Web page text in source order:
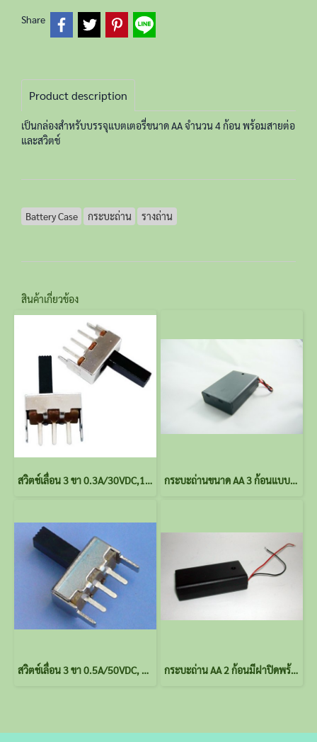
Share
Product description
เป็นกล่องสำหรับบรรจุแบตเตอรี่ขนาด AA จำนวน 4 ก้อน พร้อมสายต่อ
และสวิตช์
Battery Case กระบะถ่าน รางถ่าน
สินค้าเกี่ยวข้อง
สวิตช์เลื่อน 3 ขา 0.3A/30VDC,1P2T(SPDT) กระบะถ่านขนาด AA 3 ก้อนแบบมีฝาปิด ไม่มีสวิตช์
สวิตช์เลื่อน 3 ขา 0.5A/50VDC, 1P2T(SPDT) กระบะถ่าน AA 2 ก้อนมีฝาปิดพร้อมสายไฟและสวิตช์